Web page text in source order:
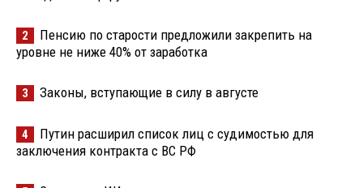
2
Пенсию по старости предложили закрепить на
уровне не ниже 40% от заработка
3 Законы, вступающие в силу в августе
4
Путин расширил список лиц с судимостью для
заключения контракта с ВС РФ